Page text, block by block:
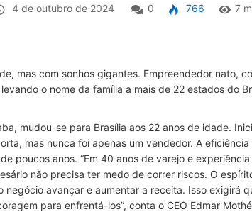
4 de outubro de 2024 0 766 7
mas com sonhos gigantes. Empreendedor nato,
o nome da família a mais de 22 estados do
mudou-se para Brasília aos 22 anos de idade.
mas nunca foi apenas um vendedor. A
poucos anos. “Em 40 anos de varejo e
não precisa ter medo de correr riscos. O
avançar e aumentar a receita. Isso exigirá
para enfrentá-los”, conta o CEO Edmar